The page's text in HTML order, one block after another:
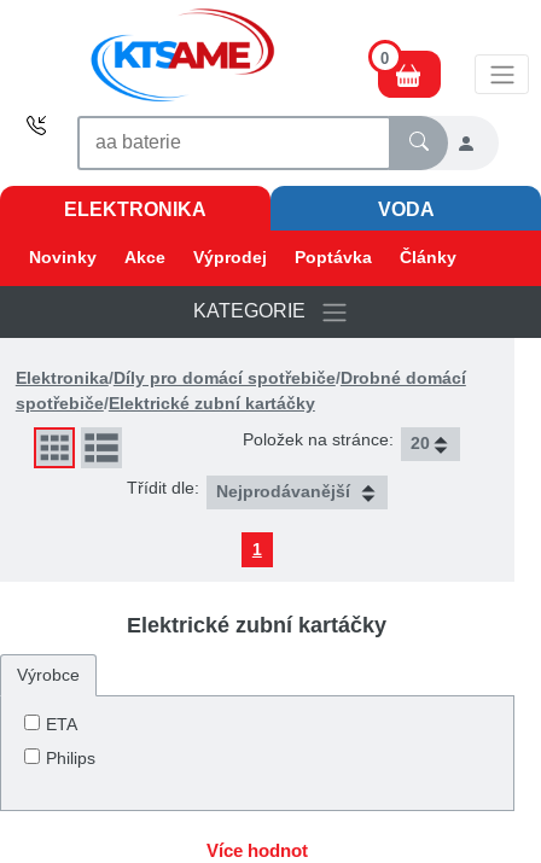
0
ELEKTRONIKA VODA
Novinky Akce Výprodej Poptávka Články
KATEGORIE
Elektronika/Díly pro domácí spotřebiče/Drobné domácí
spotřebiče/Elektrické zubní kartáčky
Položek na stránce:
Třídit dle:
1
Elektrické zubní kartáčky
Výrobce
ETA
Philips
Více hodnot